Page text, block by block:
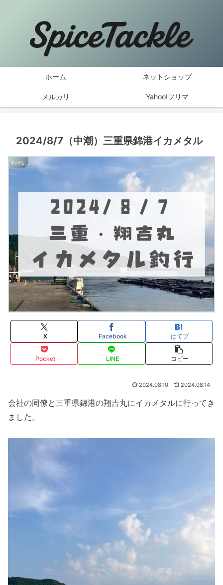
ホーム ネットショップ
メルカリ Yahoo!フリマ
2024/8/7（中潮）三重県錦港イカメタル
釣行記
X Facebook はてブ
Pocket LINE コピー
2024.08.10 2024.08.14
会社の同僚と三重県錦港の翔吉丸にイカメタルに行ってき
ました。